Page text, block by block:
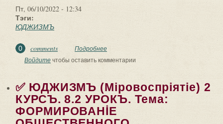
Пт, 06/10/2022 - 12:34
Тэги:
ЮДЖИЗМЪ
0 comments Подробнее
КУРСЪ. 9.1 УРОКЪ. ТЕМА:
Войдитечтобы оставить комментарии
✅ ЮДЖИЗМЪ (Мiровоспрiятiе) 2
КУРСЪ. 8.2 УРОКЪ. Тема:
ФОРМИРОВАНİЕ